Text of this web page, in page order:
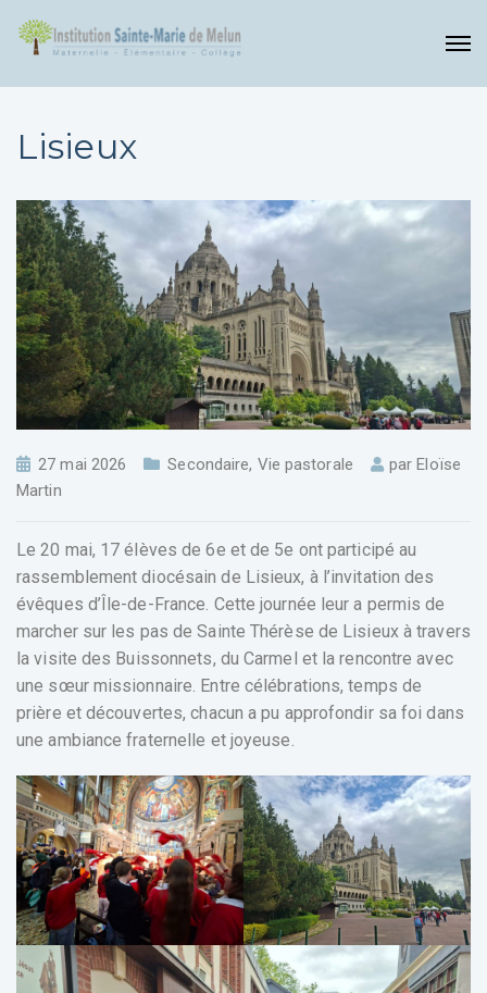
Lisieux
27 mai 2026 Secondaire, Vie pastorale parEloïse
Martin
Le 20 mai, 17 élèves de 6e et de 5e ont participé au
rassemblement diocésain de Lisieux, à l’invitation des
évêques d’Île-de-France. Cette journée leur a permis de
marcher sur les pas de Sainte Thérèse de Lisieux à travers
la visite des Buissonnets, du Carmel et la rencontre avec
une sœur missionnaire. Entre célébrations, temps de
prière et découvertes, chacun a pu approfondir sa foi dans
une ambiance fraternelle et joyeuse.